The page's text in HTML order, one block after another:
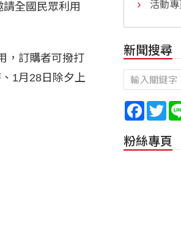
全國民眾利用
，訂購者可撥打
1月28日除夕上
活動專
新聞搜尋
粉絲專頁